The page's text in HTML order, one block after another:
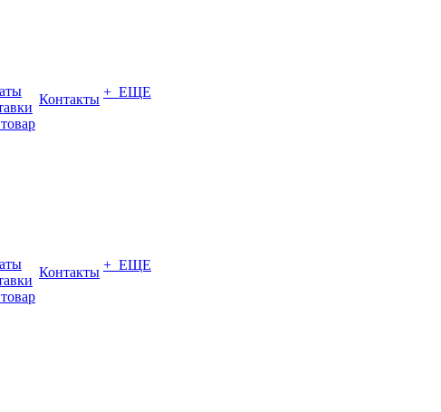
Контакты + ЕЩЕ
Контакты + ЕЩЕ